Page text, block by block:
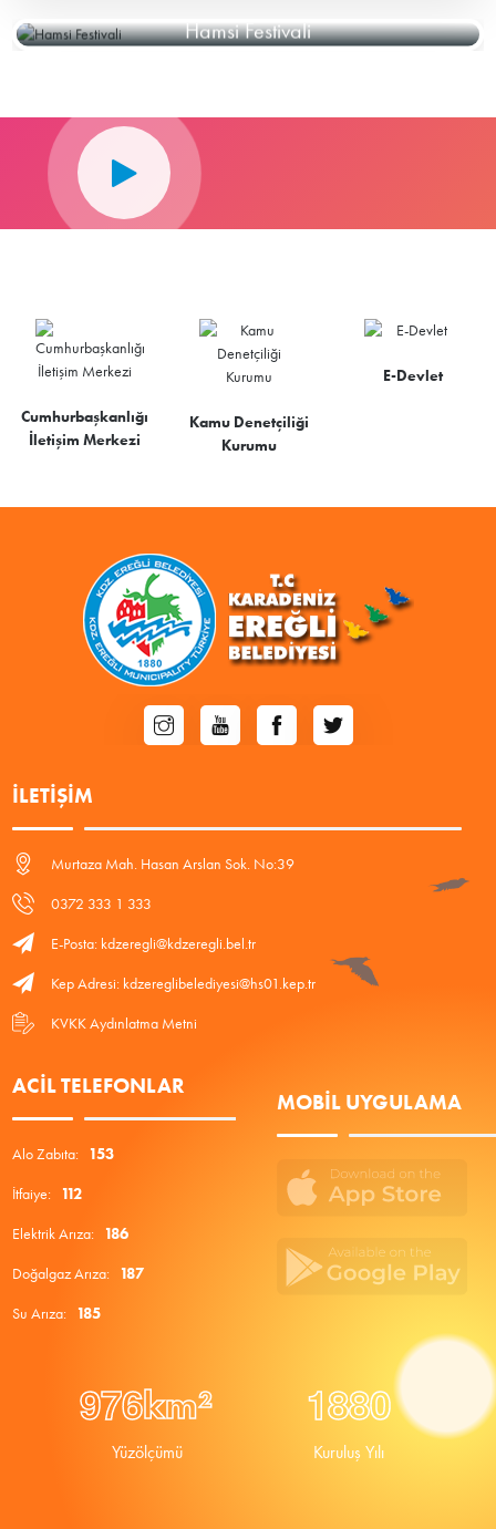
Hamsi Festivali
Cumhurbaşkanlığı
İletişim Merkezi
Kamu Denetçiliği
Kurumu
E-Devlet
İLETIŞIM
Murtaza Mah. Hasan Arslan Sok. No:39
0372 333 1 333
E-Posta: kdzeregli@kdzeregli.bel.tr
Kep Adresi: kdzereglibelediyesi@hs01.kep.tr
KVKK Aydınlatma Metni
ACIL TELEFONLAR
Alo Zabıta: 153
İtfaiye: 112
Elektrik Arıza: 186
Doğalgaz Arıza: 187
Su Arıza: 185
MOBIL UYGULAMA
976km²
Yüzölçümü
1880
Kuruluş Yılı